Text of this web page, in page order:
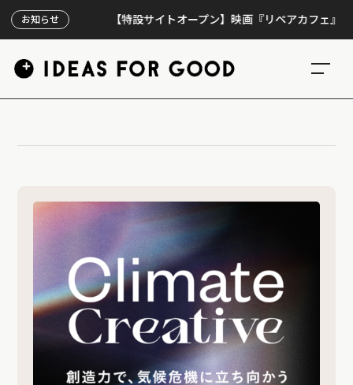
お知らせ 【特設サイトオープン】映画『リペアカフェ』、上